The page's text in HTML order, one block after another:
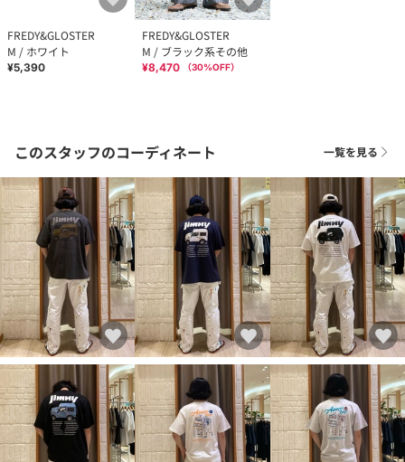
FREDY&GLOSTER
M / ホワイト
¥5,390
FREDY&GLOSTER
M / ブラック系その他
¥8,470 （30%OFF）
このスタッフのコーディネート 一覧を見る